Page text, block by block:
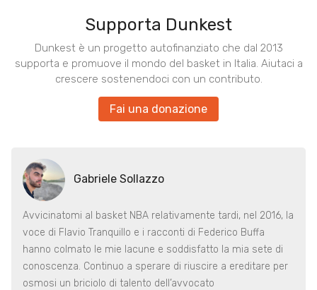
Supporta Dunkest
Dunkest è un progetto autofinanziato che dal 2013
supporta e promuove il mondo del basket in Italia. Aiutaci a
crescere sostenendoci con un contributo.
Fai una donazione
Gabriele Sollazzo
Avvicinatomi al basket NBA relativamente tardi, nel 2016, la
voce di Flavio Tranquillo e i racconti di Federico Buffa
hanno colmato le mie lacune e soddisfatto la mia sete di
conoscenza. Continuo a sperare di riuscire a ereditare per
osmosi un briciolo di talento dell’avvocato